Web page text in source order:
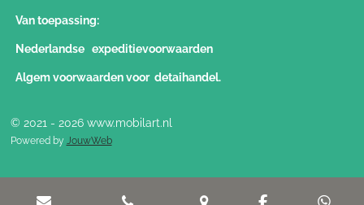
Van toepassing:
Nederlandse expeditievoorwaarden
Algem voorwaarden voor detaihandel.
© 2021 - 2026 www.mobilart.nl
Powered by JouwWeb